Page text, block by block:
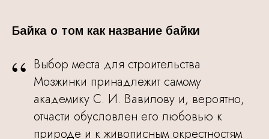
Байка о том как название байки
“ Выбор места для строительства
Мозжинки принадлежит самому
академику С. И. Вавилову и, вероятно,
отчасти обусловлен его любовью к
природе и к живописным окрестностям